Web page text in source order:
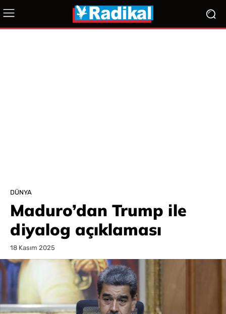
DÜNYA
Maduro’dan Trump ile
diyalog açıklaması
18 Kasım 2025